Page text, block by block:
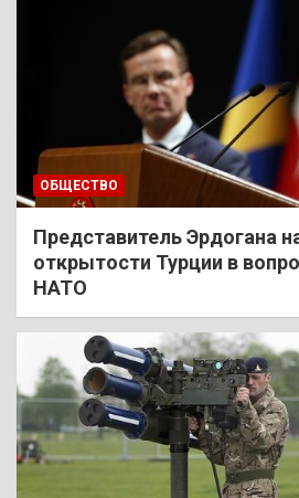
ОБЩЕСТВО
Представитель Эрдогана
открытости Турции в
НАТО